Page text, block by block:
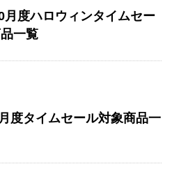
月度ハロウィンタイムセー
一覧
度タイムセール対象商品一